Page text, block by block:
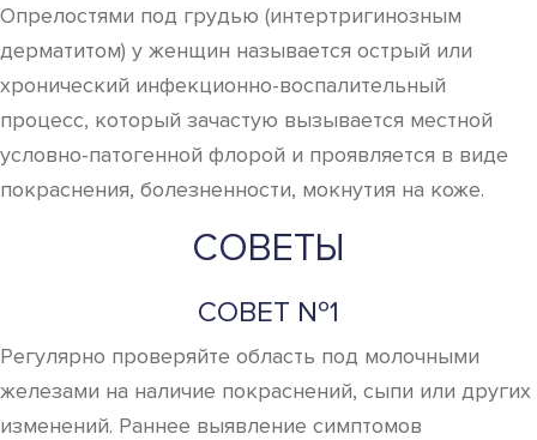
Опрелостями под грудью (интертригинозным
дерматитом) у женщин называется острый или
хронический инфекционно-воспалительный
процесс, который зачастую вызывается местной
условно-патогенной флорой и проявляется в виде
покраснения, болезненности, мокнутия на коже.
СОВЕТЫ
СОВЕТ №1
Регулярно проверяйте область под молочными
железами на наличие покраснений, сыпи или других
изменений. Раннее выявление симптомов